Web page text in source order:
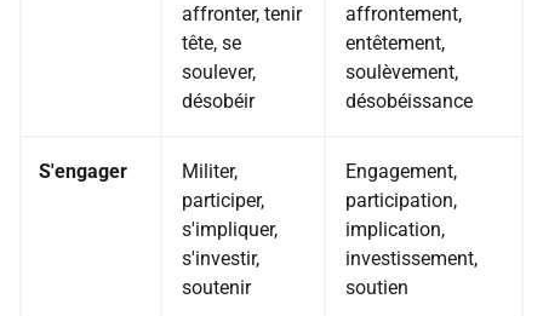
affronter, tenir
tête, se
soulever,
désobéir
affrontement,
entêtement,
soulèvement,
désobéissance
S'engager
Militer,
participer,
s'impliquer,
s'investir,
soutenir
Engagement,
participation,
implication,
investissement,
soutien